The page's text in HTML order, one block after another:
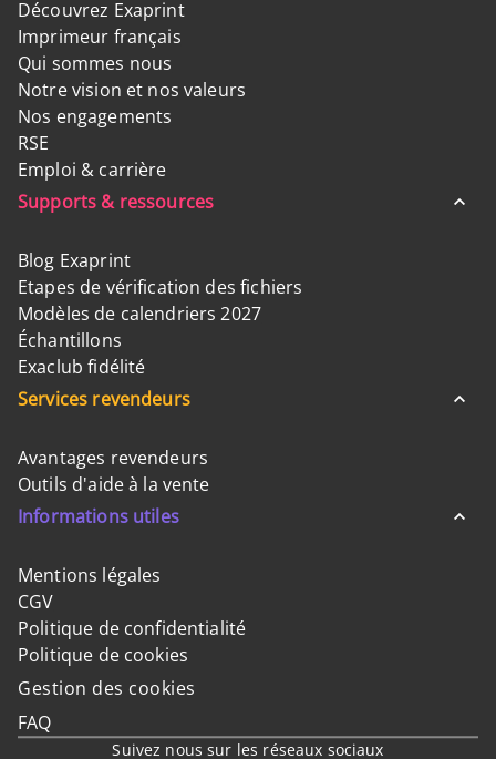
Découvrez Exaprint
Imprimeur français
Qui sommes nous
Notre vision et nos valeurs
Nos engagements
RSE
Emploi & carrière
Supports & ressources
Blog Exaprint
Etapes de vérification des fichiers
Modèles de calendriers 2027
Échantillons
Exaclub fidélité
Services revendeurs
Avantages revendeurs
Outils d'aide à la vente
Informations utiles
Mentions légales
CGV
Politique de confidentialité
Politique de cookies
Gestion des cookies
FAQ
Suivez nous sur les réseaux sociaux